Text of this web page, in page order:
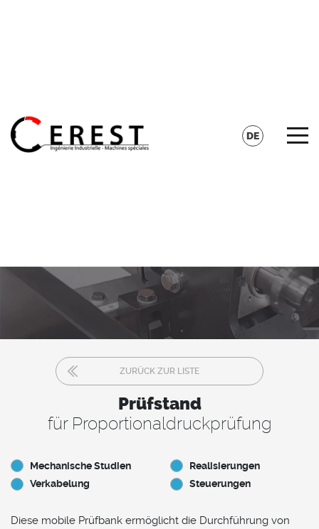
DE
ZURÜCK ZUR LISTE
Prüfstand
für Proportionaldruckprüfung
Mechanische Studien
Realisierungen
Verkabelung
Steuerungen
Diese mobile Prüfbank ermöglicht die Durchführung von